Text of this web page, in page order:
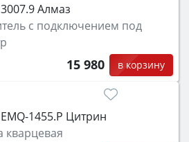
3007.9 Алмаз
с подключением под
15 980 в корзину
EMQ-1455.P Цитрин
кварцевая